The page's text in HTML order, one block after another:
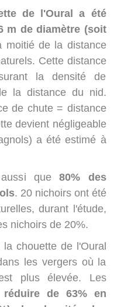
de l'Oural a été
m de diamètre (soit
moitié de la distance
Cette distance
la densité de
la distance du nid.
de chute = distance
devient négligeable
a été estimé à
aussi que80% des
. 20 nichoirs ont été
durant l'étude,
nichoirs de 20%.
chouette de l'Oural
les vergers où la
plus élevée. Les
réduire de 63% en